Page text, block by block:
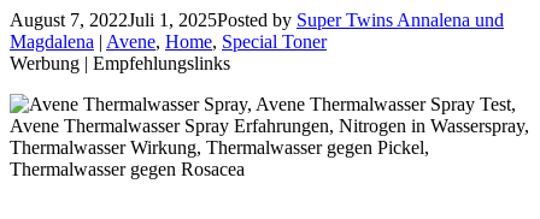
August 7, 2022Juli 1, 2025Posted by Super Twins Annalena und
Magdalena | Avene, Home, Special Toner
Werbung | Empfehlungslinks